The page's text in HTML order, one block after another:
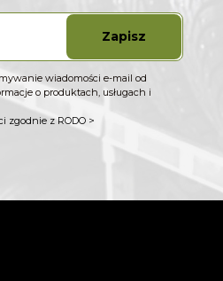
Zapisz
wiadomości e-mail od
o produktach, usługach i
zgodnie z RODO >